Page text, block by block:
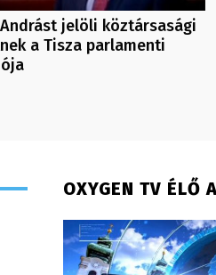
jelöli köztársasági
a Tisza parlamenti
OXYGEN TV ÉLŐ